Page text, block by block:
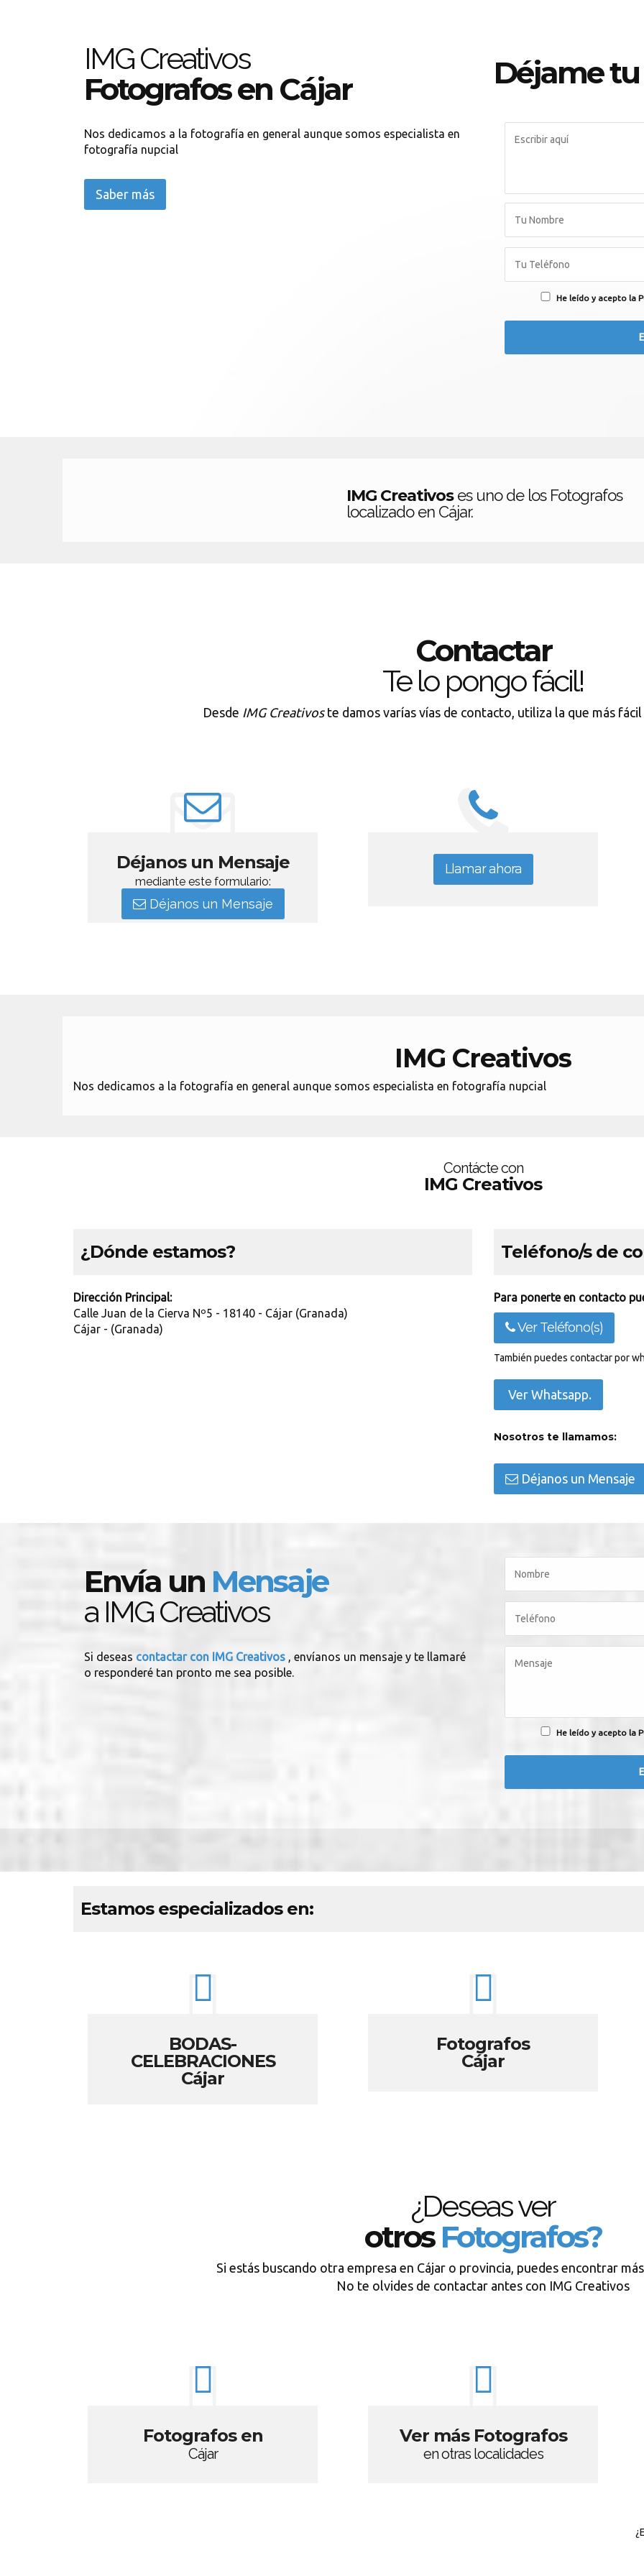
IMG Creativos
Fotografos en Cájar
Nos dedicamos a la fotografía en general aunque somos especialista en
fotografía nupcial
Saber más
Déjame tu
He leído y acepto la
IMG Creativoses uno de los Fotografos
localizado en Cájar.
Contactar
Te lo pongo fácil!
Desde IMG Creativoste damos varías vías de contacto, utiliza la que más
Déjanos un Mensaje
mediante este formulario:
Déjanos un Mensaje
Llamar ahora
IMG Creativos
Nos dedicamos a la fotografía en general aunque somos especialista en fotografía nupcial
Contácte con
IMG Creativos
¿Dónde estamos?
Dirección Principal:
Calle Juan de la Cierva Nº5 - 18140 - Cájar (Granada)
Cájar - (Granada)
Teléfono/s de
Para ponerte en contacto
Ver Teléfono(s)
También puedes contactar por
Ver Whatsapp.
Nosotros te llamamos:
Déjanos un Mensaje
Envía un Mensaje
a IMG Creativos
Si deseas contactar con IMG Creativos , envíanos un mensaje y te llamaré
o responderé tan pronto me sea posible.
He leído y acepto la
Estamos especializados en:
BODAS-
CELEBRACIONES
Cájar
Fotografos
Cájar
¿Deseas ver
otrosFotografos?
Si estás buscando otra empresa en Cájar o provincia, puedes encontrar
No te olvides de contactar antes con IMG Creativos
Fotografos en
Cájar
Ver más Fotografos
en otras localidades